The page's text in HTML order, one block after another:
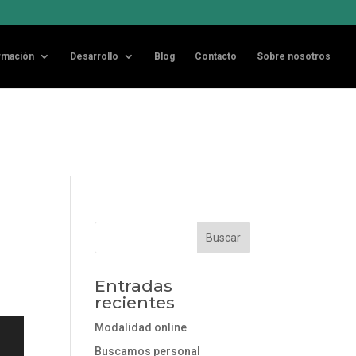
que
Desarrollo Blog Contacto Sobre nosotros
Entradas
recientes
Modalidad online
Buscamos personal